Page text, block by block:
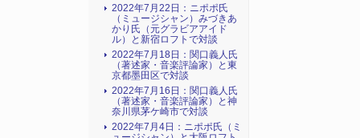
2022年7月22日：ニポポ氏
（ミュージシャン）みづきあ
かり氏（元グラビアアイド
ル）と新宿ロフトで対談
2022年7月18日：関口義人氏
（著述家・音楽評論家）と東
京都墨田区で対談
2022年7月16日：関口義人氏
（著述家・音楽評論家）と神
奈川県茅ケ崎市で対談
2022年7月4日：ニポポ氏（ミ